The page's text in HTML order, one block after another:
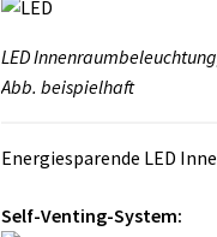
LED
Abb. beispielhaft
Energiesparende LED
Self-Venting-System: